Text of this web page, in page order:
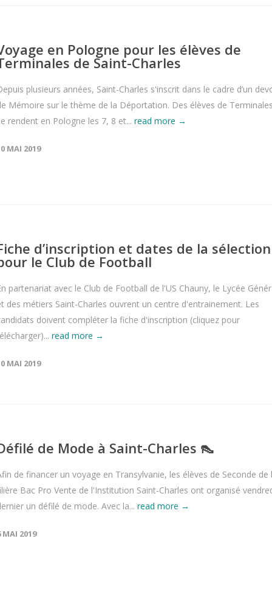
en Pologne pour les élèves de
de Saint-Charles
plusieurs années, Saint-Charles s'inscrit dans le cadre d’un
Mémoire sur le thème de la Déportation. Des élèves de
rendent en Pologne les 7, 8 et... read more →
MAI 2019
d’inscription et dates de la sélection
le Club de Football
partenariat avec le Club de Football de l'US Chauny, le Lycée
des métiers Saint-Charles ouvrent un centre d'entrainement. Les
doivent compléter la fiche d'inscription (cliquez pour
read more →
MAI 2019
de Mode à Saint-Charles 👠
de financer un voyage en Transylvanie, les élèves de Seconde de
Bac Pro Vente de l'Institution Saint-Charles ont organisé
un défilé de mode. Avec la... read more →
MAI 2019